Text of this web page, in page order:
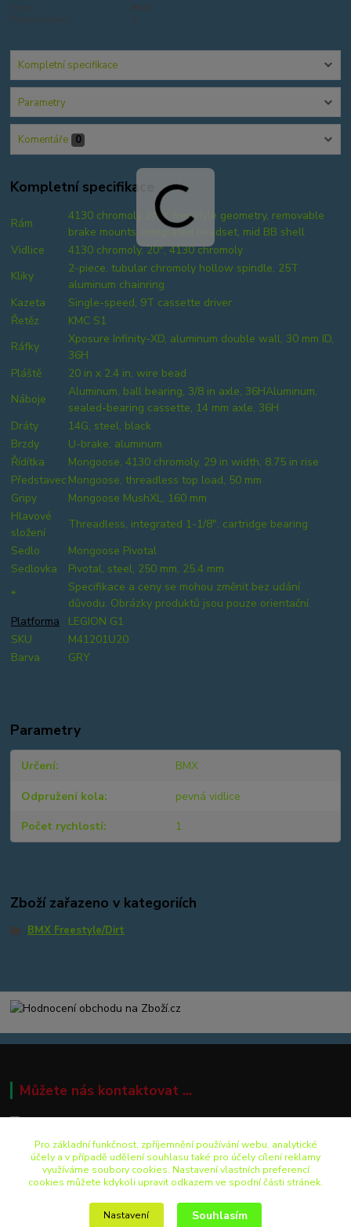
Kompletní specifikace
Parametry
Komentáře 0
Kompletní specifikace
Rám
4130 chromoly, BMX freestyle geometry, removable
brake mounts, integrated headset, mid BB shell
Vidlice
4130 chromoly, 20", 4130 chromoly
Kliky
2-piece, tubular chromoly hollow spindle, 25T
aluminum chainring
Kazeta
Single-speed, 9T cassette driver
Řetěz
KMC S1
Ráfky
Xposure Infinity-XD, aluminum double wall, 30 mm ID,
36H
Pláště
20 in x 2.4 in, wire bead
Náboje
Aluminum, ball bearing, 3/8 in axle, 36HAluminum,
sealed-bearing cassette, 14 mm axle, 36H
Dráty
14G, steel, black
Brzdy
U-brake, aluminum
Řídítka
Mongoose, 4130 chromoly, 29 in width, 8.75 in rise
Představec Mongoose, threadless top load, 50 mm
Gripy
Mongoose MushXL, 160 mm
Hlavové
složení
Threadless, integrated 1-1/8", cartridge bearing
Sedlo
Mongoose Pivotal
Sedlovka
Pivotal, steel, 250 mm, 25.4 mm
*
Specifikace a ceny se mohou změnit bez udání
důvodu. Obrázky produktů jsou pouze orientační.
Platforma
LEGION G1
SKU
M41201U20
Barva
GRY
Parametry
Určení BMX
Odpružení kola pevná vidlice
Počet rychlostí 1
Zboží zařazeno v kategoriích
BMX Freestyle/Dirt
Můžete nás kontaktovat ...
+420 499 892 242
eshop@pro-bike.cz
Pro základní funkčnost, zpříjemnění používání webu, analytické
účely a v případě udělení souhlasu také pro účely cílení reklamy
využíváme soubory cookies. Nastavení vlastních preferencí
cookies můžete kdykoli upravit odkazem ve spodní části stránek.
Nastavení Souhlasím